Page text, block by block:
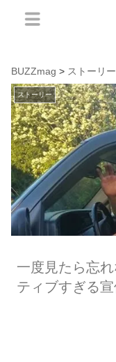
BUZZmag > ストーリー
ストーリー
一度見たら忘
ティブすぎる